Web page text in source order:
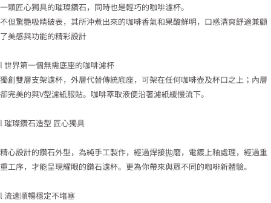
一顆匠心獨具的璀璨鑽石，同時也是輕巧的咖啡濾杯。
不但驚艷吸睛破表，其所沖煮出來的咖啡香氣和果酸鮮明，口感清爽舒適兼顧
了美感與功能的精彩設計
l 世界第一個無需底座的咖啡濾杯
獨創雙層支架濾杯，外層代替傳統底座，可架在任何咖啡壺及杯口之上；內層
卻完美的與V型濾紙服貼。咖啡萃取液便沿著濾紙緩慢流下。
l 璀璨鑽石造型 匠心獨具
精心設計的鑽石外型，為純手工製作，經過焊接拋磨，電鍍上釉處理，經過重
重工序，才能呈現耀眼的鑽石濾杯。更為你帶來與眾不同的咖啡新體驗。
l 流速順暢穩定不堵塞